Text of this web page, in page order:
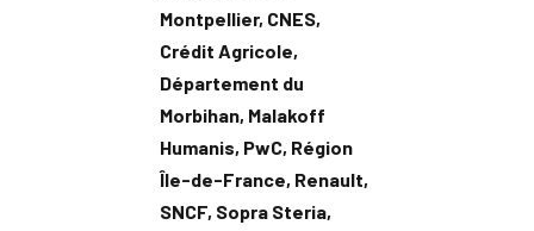
Montpellier, CNES,
Crédit Agricole,
Département du
Morbihan, Malakoff
Humanis, PwC, Région
Île-de-France, Renault,
SNCF, Sopra Steria,